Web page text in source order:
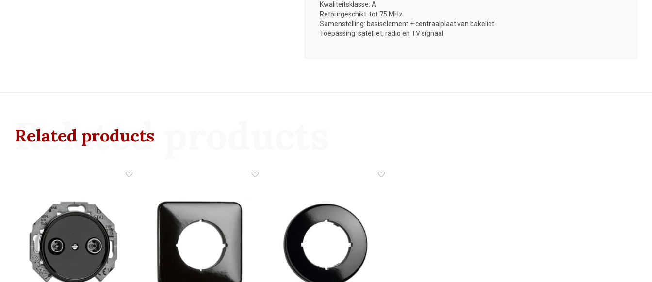
Kwaliteitsklasse: A
Retourgeschikt: tot 75 MHz
Samenstelling: basiselement + centraalplaat van bakeliet
Toepassing: satelliet, radio en TV signaal
Related products
Related products